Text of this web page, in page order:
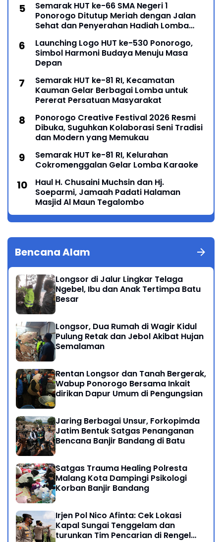
Semarak HUT ke-66 SMA Negeri 1
Ponorogo Ditutup Meriah dengan Jalan
Sehat dan Penyerahan Hadiah Lomba
Launching Logo HUT ke-530 Ponorogo,
Simbol Harmoni Budaya Menuju Masa
Depan
Semarak HUT ke-81 RI, Kecamatan
Kauman Gelar Berbagai Lomba untuk
Pererat Persatuan Masyarakat
Ponorogo Creative Festival 2026 Resmi
Dibuka, Suguhkan Kolaborasi Seni Tradisi
dan Modern yang Memukau
Semarak HUT ke-81 RI, Kelurahan
Cokromenggalan Gelar Lomba Karaoke
Haul H. Chusaini Muchsin dan Hj.
Soeparmi, Jamaah Padati Halaman
Masjid Al Maun Tegalombo
Bencana Alam
Longsor di Jalur Lingkar Telaga
Ngebel, Ibu dan Anak Tertimpa Batu
Besar
Longsor, Dua Rumah di Wagir Kidul
Pulung Retak dan Jebol Akibat Hujan
Semalaman
Rentan Longsor dan Tanah Bergerak,
Wabup Ponorogo Bersama Inkait
dirikan Dapur Umum di Pengungsian
Jaring Berbagai Unsur, Forkopimda
Jatim Bentuk Satgas Penanganan
Bencana Banjir Bandang di Batu
Satgas Trauma Healing Polresta
Malang Kota Dampingi Psikologi
Korban Banjir Bandang
Irjen Pol Nico Afinta: Cek Lokasi
Kapal Sungai Tenggelam dan
turunkan Tim Pencarian di Rengel